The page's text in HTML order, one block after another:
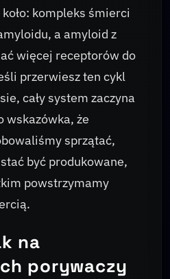
kompleks śmierci
a amyloid z
więcej receptorów do
przerwiesz ten cykl
cały system zaczyna
wskazówka, że
sprzątać,
być produkowane,
powstrzymamy
na
porywaczy